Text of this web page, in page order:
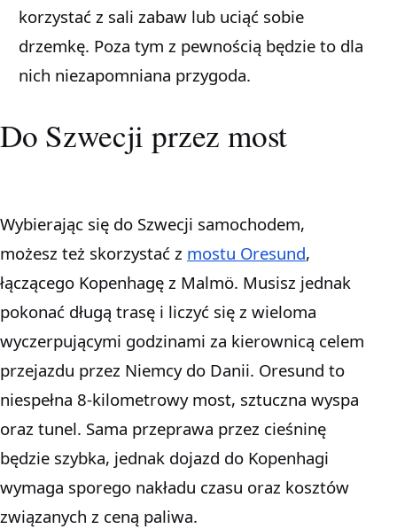
korzystać z sali zabaw lub uciąć sobie
drzemkę. Poza tym z pewnością będzie to dla
nich niezapomniana przygoda.
Do Szwecji przez most
Wybierając się do Szwecji samochodem,
możesz też skorzystać z mostu Oresund,
łączącego Kopenhagę z Malmö. Musisz jednak
pokonać długą trasę i liczyć się z wieloma
wyczerpującymi godzinami za kierownicą celem
przejazdu przez Niemcy do Danii. Oresund to
niespełna 8-kilometrowy most, sztuczna wyspa
oraz tunel. Sama przeprawa przez cieśninę
będzie szybka, jednak dojazd do Kopenhagi
wymaga sporego nakładu czasu oraz kosztów
związanych z ceną paliwa.